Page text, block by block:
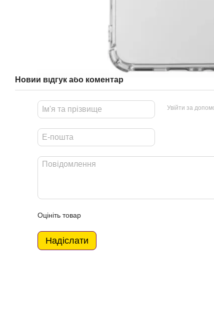
Новий відгук або коментар
Увійти за
Оцініть товар
Надіслати